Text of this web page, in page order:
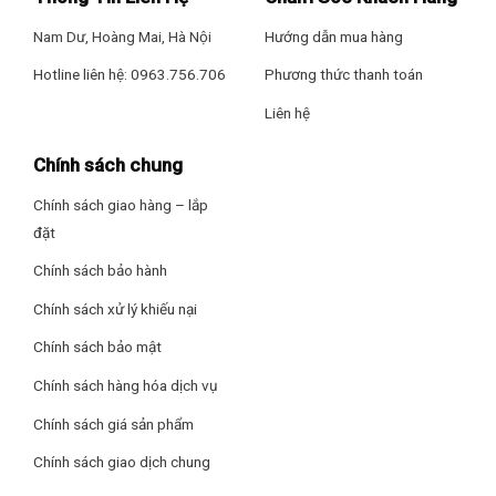
*Hình ảnh chỉ mang tính chất minh họa
Ngăn lạnh
chia làm 3 ngăn đi kèm 1
khay chứa nằm ở bên cánh cửa tủ.
–Ngăn đông mềm đa năng Magic Room
chuyển đổi nhiệt độ linh hoạt
Ngăn đá
1 hộp làm đá và 1 ngăn chứa.
đá viên ra khỏi vỉ được dễ dàng. Ngoài ra, hộp đựng đá còn
được thiết kế phía bên dưới bảo quản đá viên.
Nam Dư, Hoàng Mai, Hà Nội
Hotline liên hệ: 0963.756.706
Hướng dẫn mua hàng
Phương thức thanh toán
Liên hệ
Chính sách chung
Chính sách giao hàng – lắp
đặt
Chính sách bảo hành
Chính sách xử lý khiếu nại
Chính sách bảo mật
Chính sách hàng hóa dịch vụ
Chính sách giá sản phẩm
Chính sách giao dịch chung